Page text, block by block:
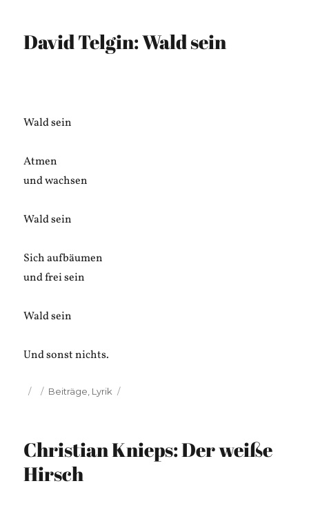
David Telgin: Wald sein
Wald sein
Atmen
und wachsen
Wald sein
Sich aufbäumen
und frei sein
Wald sein
Und sonst nichts.
Veröffentlicht
Kategorien
Beiträge Lyrik
Christian Knieps: Der weiße
Hirsch